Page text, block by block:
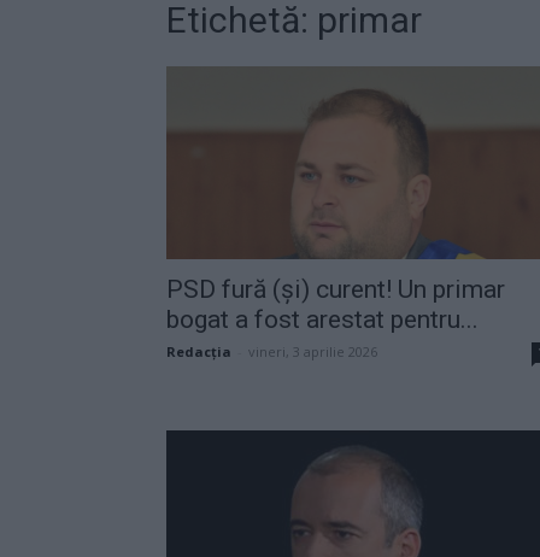
Etichetă: primar
PSD fură (și) curent! Un primar
bogat a fost arestat pentru...
Redacţia vineri, 3 aprilie 2026